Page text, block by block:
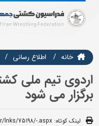
خانه اطلاع رسانی
برگزار می شود
لینک کوتاه: lnks/75198/-.aspx